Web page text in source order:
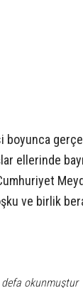
boyunca
ellerinde
ve birlik
okunmuştur